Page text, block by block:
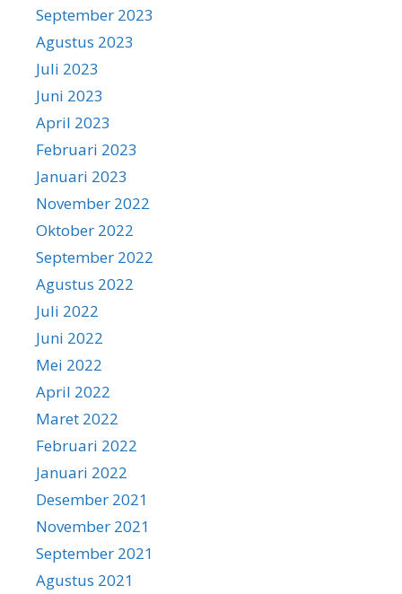
September 2023
Agustus 2023
Juli 2023
Juni 2023
April 2023
Februari 2023
Januari 2023
November 2022
Oktober 2022
September 2022
Agustus 2022
Juli 2022
Juni 2022
Mei 2022
April 2022
Maret 2022
Februari 2022
Januari 2022
Desember 2021
November 2021
September 2021
Agustus 2021